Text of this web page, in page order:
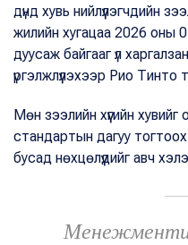
дүнд хувь нийлүүлэгчдийн
жилийн хугацаа 2026 оны
дуусаж байгааг үл
үргэлжлүүлэхээр Рио
Мөн зээлийн хүүгийн
стандартын дагуу
бусад нөхцөлүүдийг авч